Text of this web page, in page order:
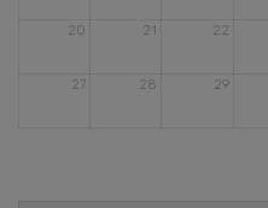
20 21 22
27 28 29